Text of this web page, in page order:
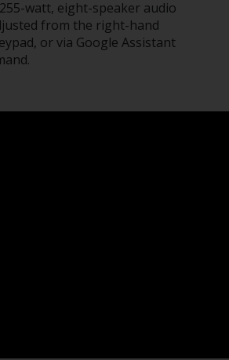
watt, eight-speaker audio
from the right-hand
or via Google Assistant